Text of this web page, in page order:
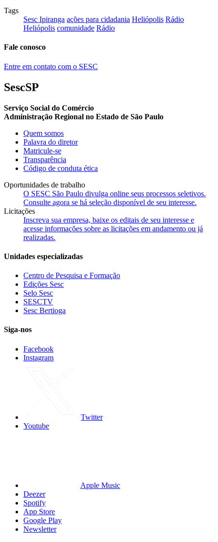
Tags
Sesc Ipiranga ações para cidadania Heliópolis Rádio
Heliópolis comunidade Rádio
Fale conosco
Entre em contato com o SESC
SescSP
Serviço Social do Comércio
Administração Regional no Estado de São Paulo
Quem somos
Palavra do diretor
Matricule-se
Transparência
Código de conduta ética
Oportunidades de trabalho
O SESC São Paulo divulga online seus processos seletivos.
Consulte agora se há seleção disponível de seu interesse.
Licitações
Inscreva sua empresa, baixe os editais de seu interesse e
acesse informações sobre as licitações em andamento ou já
realizadas.
Unidades especializadas
Centro de Pesquisa e Formação
Edições Sesc
Selo Sesc
SESCTV
Sesc Bertioga
Siga-nos
Facebook
Instagram
Twitter
Youtube
Apple Music
Deezer
Spotify
App Store
Google Play
Newsletter